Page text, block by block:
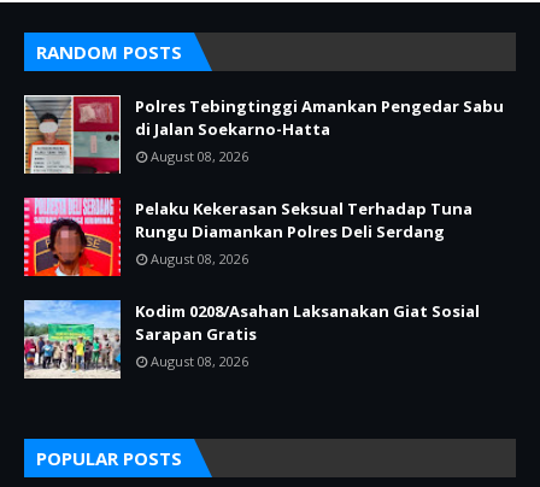
RANDOM POSTS
Polres Tebingtinggi Amankan Pengedar Sabu
di Jalan Soekarno-Hatta
August 08, 2026
Pelaku Kekerasan Seksual Terhadap Tuna
Rungu Diamankan Polres Deli Serdang
August 08, 2026
Kodim 0208/Asahan Laksanakan Giat Sosial
Sarapan Gratis
August 08, 2026
POPULAR POSTS